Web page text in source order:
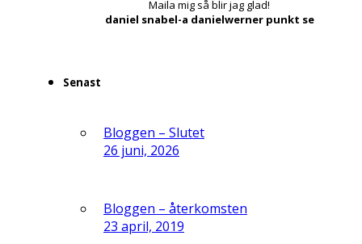
Maila mig så blir jag glad!
daniel snabel-a danielwerner punkt se
Senast
Bloggen – Slutet
26 juni, 2026
Bloggen – återkomsten
23 april, 2019